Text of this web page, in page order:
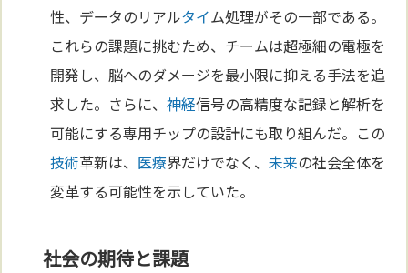
性、データのリアルタイム処理がその一部である。
これらの課題に挑むため、チームは超極細の電極を
開発し、脳へのダメージを最小限に抑える手法を追
求した。さらに、神経信号の高精度な記録と解析を
可能にする専用チップの設計にも取り組んだ。この
技術革新は、 医療界だけでなく、未来の社会全体を
変革する可能性を示していた。
社会の期待と課題